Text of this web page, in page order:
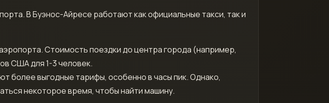
В Буэнос-Айресе работают как официальные такси, так и
Стоимость поездки до центра города (например,
США для 1-3 человек.
более выгодные тарифы, особенно в часы пик. Однако,
некоторое время, чтобы найти машину.